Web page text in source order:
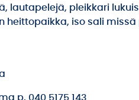
lautapelejä, pleikkari
heittopaikka, iso sali
p. 040 5175 143